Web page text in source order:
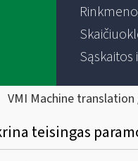
VMI Machine
teisingas